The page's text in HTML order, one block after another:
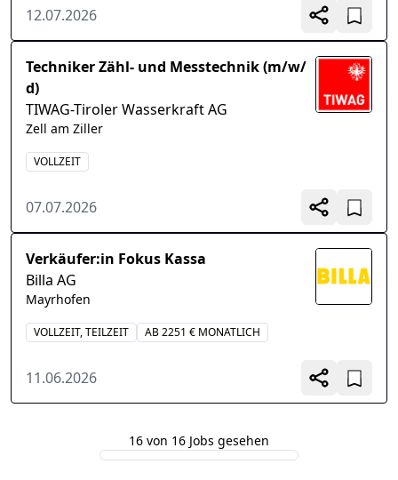
12.07.2026
Techniker Zähl- und Messtechnik (m/w/
d)
TIWAG-Tiroler Wasserkraft AG
Zell am Ziller
VOLLZEIT
07.07.2026
Verkäufer:in Fokus Kassa
Billa AG
Mayrhofen
VOLLZEIT, TEILZEIT AB 2251 € MONATLICH
11.06.2026
16 von 16 Jobs gesehen